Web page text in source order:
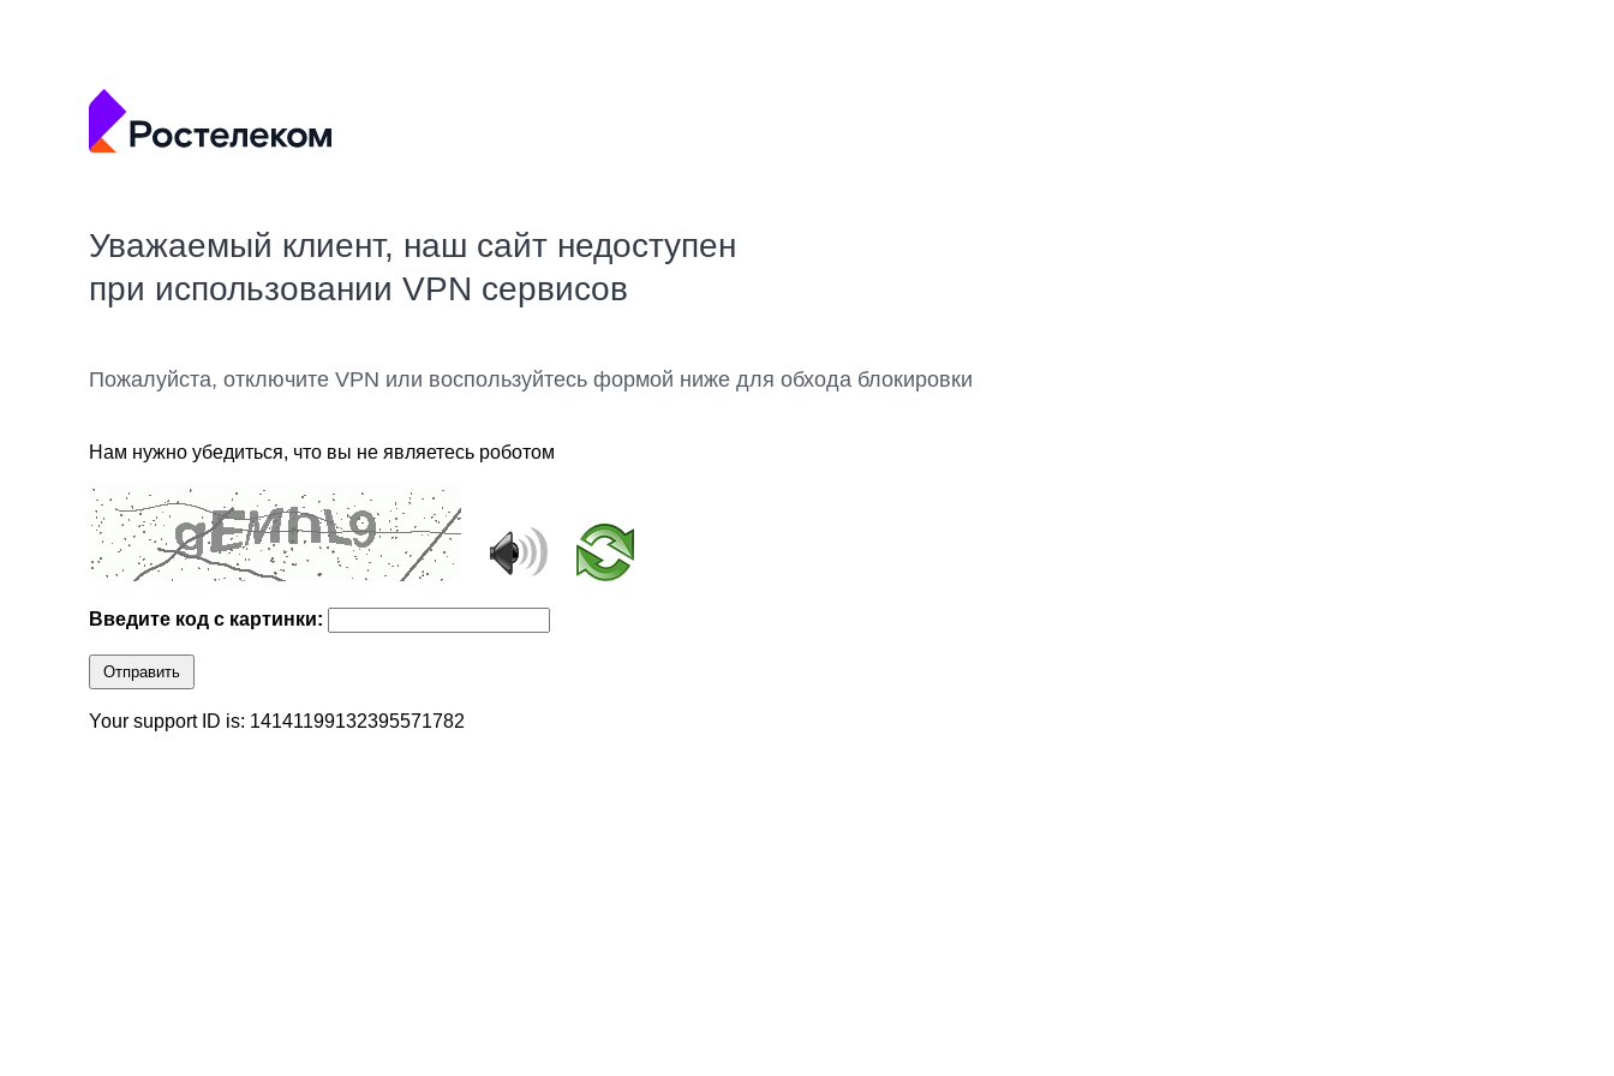
Уважаемый клиент, наш сайт недоступен
при использовании VPN сервисов
Пожалуйста, отключите VPN или воспользуйтесь формой ниже для обхода блокировки
Нам нужно убедиться, что вы не являетесь роботом
Введите код с картинки:
Отправить
Your support ID is: 14141199132395571782